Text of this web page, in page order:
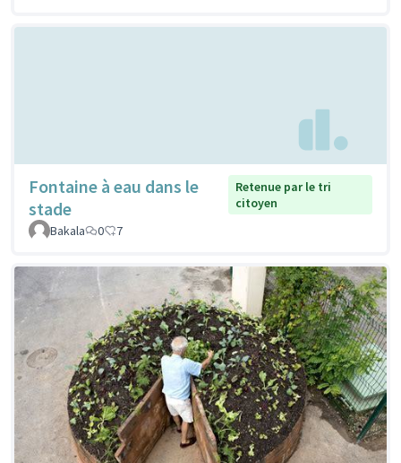
Fontaine à eau dans le
stade
Retenue par le tri
citoyen
Bakala
0 7